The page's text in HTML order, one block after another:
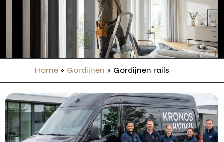
Home» Gordijnen » Gordijnen rails